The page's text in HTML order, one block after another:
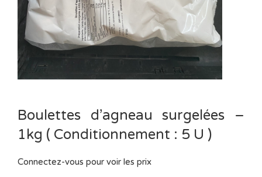
Boulettes d’agneau surgelées –
1kg ( Conditionnement : 5 U )
Connectez-vous pour voir les prix